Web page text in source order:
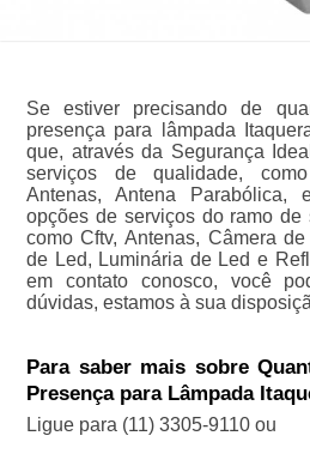
Se estiver precisando de
presença para lâmpada
que, através da Segurança
serviços de qualidade,
Antenas, Antena Parabólica,
opções de serviços do ramo de
como Cftv, Antenas, Câmera
de Led, Luminária de Led e
em contato conosco, você
dúvidas, estamos à sua
Para saber mais sobre
Presença para Lâmpada
Ligue para (11) 3305-9110ou